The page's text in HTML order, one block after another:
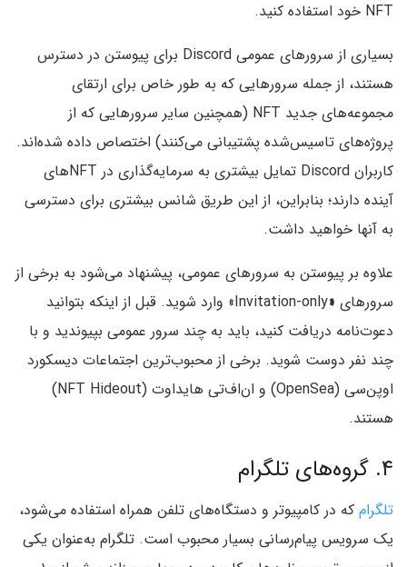
NFT خود استفاده کنید.
بسیاری از سرورهای عمومی Discord برای پیوستن در دسترس
هستند، از جمله سرورهایی که به طور خاص برای ارتقای
مجموعه‌های جدید NFT (همچنین سایر سرورهایی که از
پروژه‌های تاسیس‌شده پشتیبانی می‌کنند) اختصاص داده شده‌اند.
کاربران Discord تمایل بیشتری به سرمایه‌گذاری در NFTهای
آینده دارند؛ بنابراین، از این طریق شانس بیشتری برای دسترسی
به آنها خواهید داشت.
علاوه بر پیوستن به سرورهای عمومی، پیشنهاد می‌شود به برخی از
سرورهای «
Invitation-only» وارد شوید. قبل از اینکه بتوانید
دعوت‌نامه دریافت کنید، باید به چند سرور عمومی بپیوندید و با
چند نفر دوست شوید. برخی از محبوب‌ترین اجتماعات دیسکورد
اوپن‌سی (OpenSea) و ان‌اف‌تی هاید‌اوت (NFT Hideout)
هستند.
۴. گروه‌های تلگرام
تلگرام که در کامپیوتر و دستگاه‌های تلفن همراه استفاده می‌شود،
یک سرویس پیام‌رسانی بسیار محبوب است. تلگرام به‌عنوان یکی